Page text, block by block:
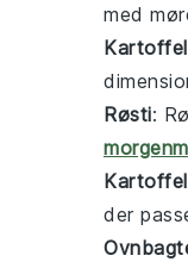
med
Røsti:
der